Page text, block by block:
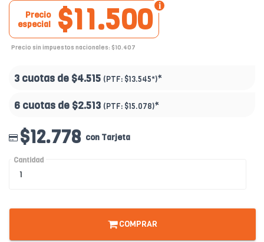
$11.500
Precio
especial
Precio sin impuestos nacionales: $10.407
3 cuotas de $4.515 (PTF: $13.545*)*
6 cuotas de $2.513 (PTF: $15.078)*
$12.778 con Tarjeta
Cantidad
COMPRAR